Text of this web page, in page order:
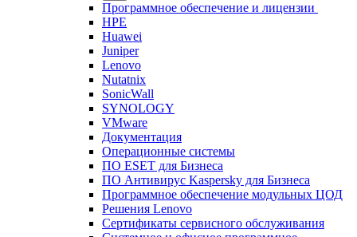
Программное обеспечение и лицензии
HPE
Huawei
Juniper
Lenovo
Nutatnix
SonicWall
SYNOLOGY
VMware
Документация
Операционные системы
ПО ESET для Бизнеса
ПО Антивирус Kaspersky для Бизнеса
Программное обеспечение модульных ЦОД
Решения Lenovo
Сертификаты сервисного обслуживания